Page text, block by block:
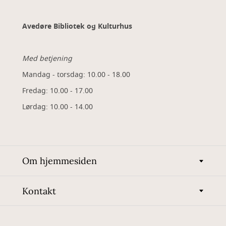
Avedøre Bibliotek og Kulturhus
Med betjening
Mandag - torsdag: 10.00 - 18.00
Fredag: 10.00 - 17.00
Lørdag: 10.00 - 14.00
Om hjemmesiden
Kontakt